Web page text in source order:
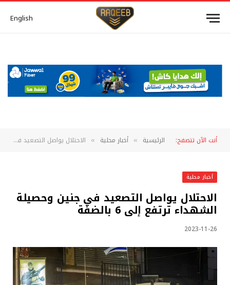
English
أنت الآن تتصفح: الرئيسية » أخبار محلية » الاحتلال يواصل التصعيد في جنين وحصيلة الشهداء ترتفع إلى 6 بالضفة
أخبار محلية
الاحتلال يواصل التصعيد في جنين وحصيلة
الشهداء ترتفع إلى 6 بالضفة
2023-11-26